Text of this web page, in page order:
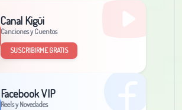
Canal Kigüi
Canciones y Cuentos
SUSCRIBIRME GRATIS
Facebook VIP
Reels y Novedades